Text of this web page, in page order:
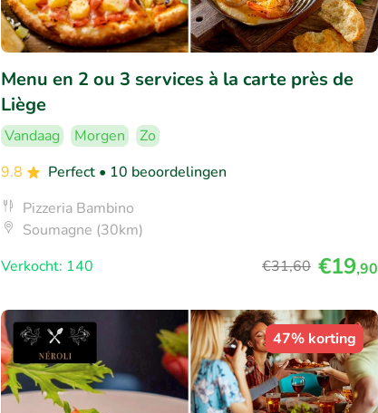
Menu en 2 ou 3 services à la carte près de
Liège
Vandaag Morgen
Zo
9.8
Perfect • 10 beoordelingen
Pizzeria Bambino
Soumagne (30km)
Verkocht: 140
€31,60 €19,90
47% korting